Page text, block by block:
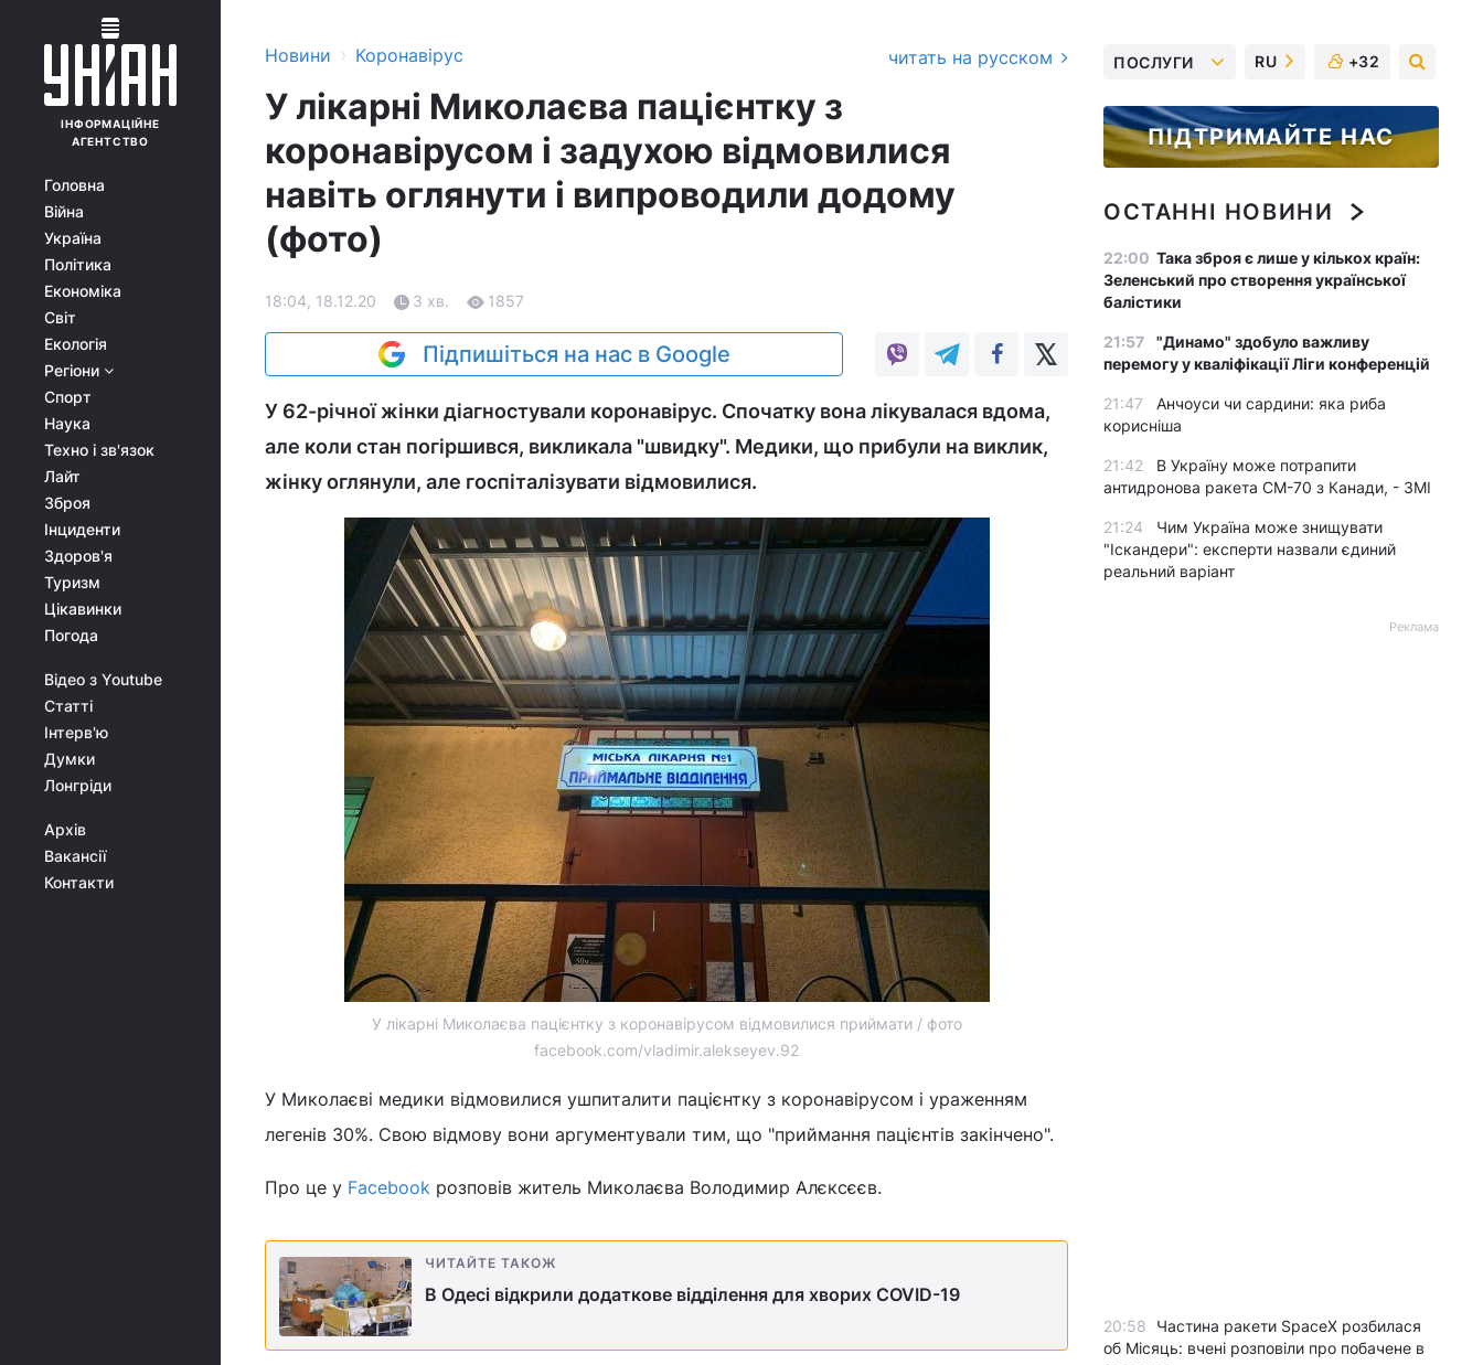
ІНФОРМАЦІЙНЕ
АГЕНТСТВО
Головна
Війна
Україна
Політика
Економіка
Світ
Екологія
Регіони
Спорт
Наука
Техно і зв'язок
Лайт
Зброя
Інциденти
Здоров'я
Туризм
Цікавинки
Погода
Відео з Youtube
Статті
Інтерв'ю
Думки
Лонгріди
Архів
Вакансії
Контакти
Новини › Коронавірус читать на русском
У лікарні Миколаєва пацієнтку з
коронавірусом і задухою відмовилися
навіть оглянути і випроводили додому
(фото)
18:04, 18.12.20 3 хв. 1857
Підпишіться на нас в Google
У 62-річної жінки діагностували коронавірус. Спочатку вона лікувалася вдома,
але коли стан погіршився, викликала "швидку". Медики, що прибули на виклик,
жінку оглянули, але госпіталізувати відмовилися.
У лікарні Миколаєва пацієнтку з коронавірусом відмовилися приймати / фото
facebook.com/vladimir.alekseyev.92
У Миколаєві медики відмовилися ушпиталити пацієнтку з коронавірусом і ураженням
легенів 30%. Свою відмову вони аргументували тим, що "приймання пацієнтів закінчено".
Про це у Facebook розповів житель Миколаєва Володимир Алєксєєв.
ЧИТАЙТЕ ТАКОЖ
В Одесі відкрили додаткове відділення для хворих COVID-19
ПОСЛУГИ RU +32
ПІДТРИМАЙТЕ НАС
ОСТАННІ НОВИНИ
22:00 Така зброя є лише у кількох країн:
Зеленський про створення української
балістики
21:57
"Динамо" здобуло важливу
перемогу у кваліфікації Ліги конференцій
21:47
Анчоуси чи сардини: яка риба
корисніша
21:42
В Україну може потрапити
антидронова ракета CM-70 з Канади, - ЗМІ
21:24
Чим Україна може знищувати
"Іскандери": експерти назвали єдиний
реальний варіант
Реклама
20:58
Частина ракети SpaceX розбилася
об Місяць: вчені розповіли про побачене в